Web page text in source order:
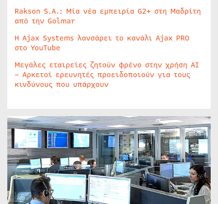
Rakson S.A.: Μία νέα εμπειρία G2+ στη Μαδρίτη
από την Golmar
Η Ajax Systems λανσάρει το κανάλι Ajax PRO
στο YouTube
Μεγάλες εταιρείες ζητούν φρένο στην χρήση AI
– Αρκετοί ερευνητές προειδοποιούν για τους
κινδύνους που υπάρχουν